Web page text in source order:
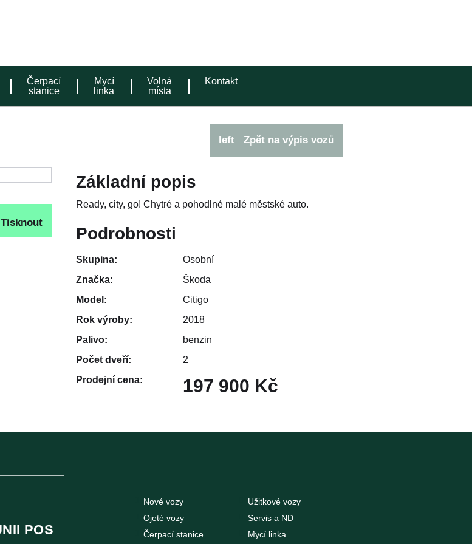
Čerpací
stanice
Mycí
linka
Volná
místa
Kontakt
left Zpět na výpis vozů
Tisknout
Základní popis
Ready, city, go! Chytré a pohodlné malé městské auto.
Podrobnosti
Skupina:
Osobní
Značka:
Škoda
Model:
Citigo
Rok výroby:
2018
Palivo:
benzin
Počet dveří:
2
Prodejní cena:
197 900 Kč
Nové vozy
Užitkové vozy
Ojeté vozy
Servis a ND
Čerpací stanice
Mycí linka